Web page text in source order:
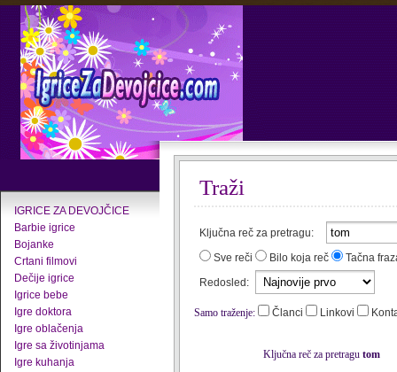
IGRICE ZA DEVOJČICE
Barbie igrice
Bojanke
Crtani filmovi
Dečije igrice
Igrice bebe
Igre doktora
Igre oblačenja
Igre sa životinjama
Igre kuhanja
Traži
Ključna reč za pretragu:
Sve reči
Bilo koja reč
Tačna
Redosled:
Samo traženje: Članci Linkovi
Ključna reč za pretragu tom